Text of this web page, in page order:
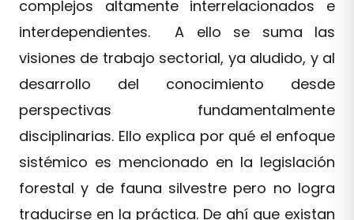
complejos altamente interrelacionados e
interdependientes. A ello se suma las
visiones de trabajo sectorial, ya aludido, y al
desarrollo del conocimiento desde
perspectivas fundamentalmente
disciplinarias. Ello explica por qué el enfoque
sistémico es mencionado en la legislación
forestal y de fauna silvestre pero no logra
traducirse en la práctica. De ahí que existan